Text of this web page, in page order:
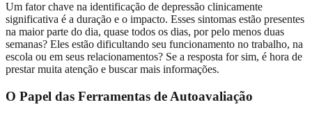
Um fator chave na identificação de depressão clinicamente
significativa é a duração e o impacto. Esses sintomas estão presentes
na maior parte do dia, quase todos os dias, por pelo menos duas
semanas? Eles estão dificultando seu funcionamento no trabalho, na
escola ou em seus relacionamentos? Se a resposta for sim, é hora de
prestar muita atenção e buscar mais informações.
O Papel das Ferramentas de Autoavaliação